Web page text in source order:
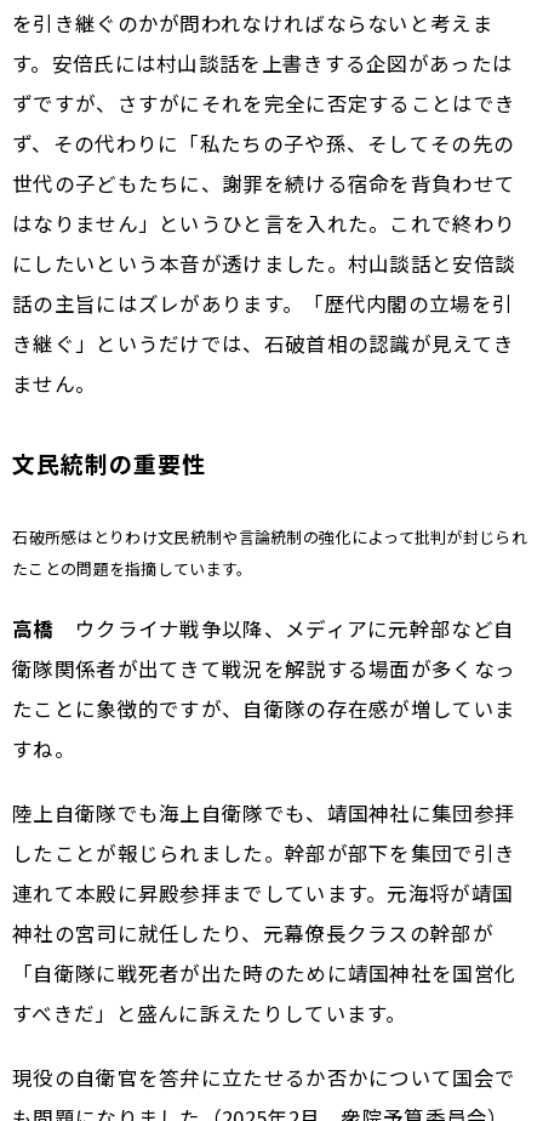
を引き継ぐのかが問われなければならないと考えま
す。安倍氏には村山談話を上書きする企図があったは
ずですが、さすがにそれを完全に否定することはでき
ず、その代わりに「私たちの子や孫、そしてその先の
世代の子どもたちに、謝罪を続ける宿命を背負わせて
はなりません」というひと言を入れた。これで終わり
にしたいという本音が透けました。村山談話と安倍談
話の主旨にはズレがあります。「歴代内閣の立場を引
き継ぐ」というだけでは、石破首相の認識が見えてき
ません。
文民統制の重要性
――石破所感はとりわけ文民統制や言論統制の強化によって批判が封じられ
たことの問題を指摘しています。
高橋 ウクライナ戦争以降、メディアに元幹部など自
衛隊関係者が出てきて戦況を解説する場面が多くなっ
たことに象徴的ですが、自衛隊の存在感が増していま
すね。
陸上自衛隊でも海上自衛隊でも、靖国神社に集団参拝
したことが報じられました。幹部が部下を集団で引き
連れて本殿に昇殿参拝までしています。元海将が靖国
神社の宮司に就任したり、元幕僚長クラスの幹部が
「自衛隊に戦死者が出た時のために靖国神社を国営化
すべきだ」と盛んに訴えたりしています。
現役の自衛官を答弁に立たせるか否かについて国会で